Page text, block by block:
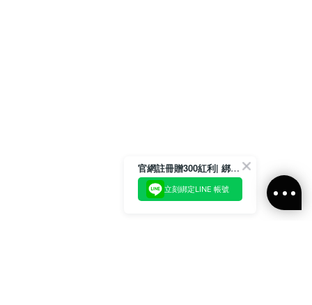
官網註冊贈300紅利| 綁定LINE再領取專屬優惠
立刻綁定LINE 帳號